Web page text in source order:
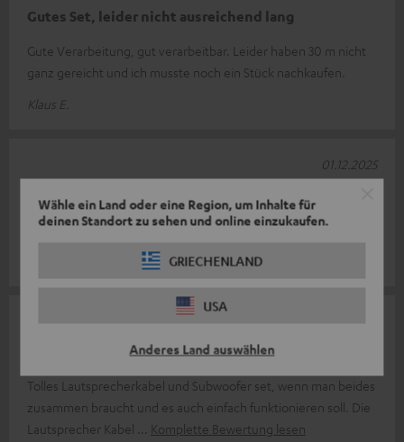
Wähle ein Land oder eine Region, um Inhalte für
deinen Standort zu sehen und online einzukaufen.
GRIECHENLAND
USA
Anderes Land auswählen
Gutes Set, leider nicht ausreichend lang
Gute Verarbeitung, gut verarbeitbar. Leider haben 30 m nicht
ganz gereicht und ich musste noch ein Stück nachkaufen.
Klaus E.
Kabel okay
Kabel für Rear Lautsprecher genutzt
01.12.2025
Wertige und geschmeidige Kabel
Tolles Lautsprecherkabel und Subwoofer set, wenn man beides
zusammen braucht und es auch einfach funktionieren soll. Die
Lautsprecher Kabel
Komplette Bewertung lesen